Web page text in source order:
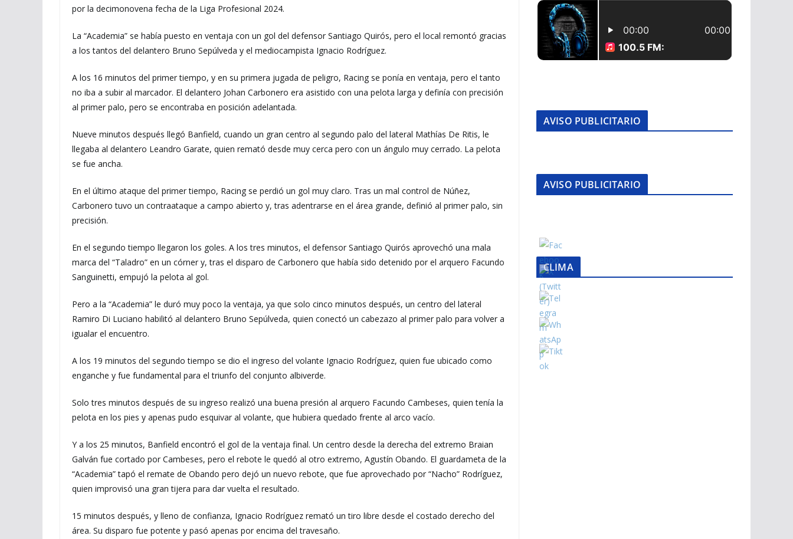
por la decimonovena fecha de la Liga Profesional 2024.
La “Academia” se había puesto en ventaja con un gol del defensor Santiago Quirós, pero el local remontó gracias
a los tantos del delantero Bruno Sepúlveda y el mediocampista Ignacio Rodríguez.
A los 16 minutos del primer tiempo, y en su primera jugada de peligro, Racing se ponía en ventaja, pero el tanto
no iba a subir al marcador. El delantero Johan Carbonero era asistido con una pelota larga y definía con precisión
al primer palo, pero se encontraba en posición adelantada.
Nueve minutos después llegó Banfield, cuando un gran centro al segundo palo del lateral Mathías De Ritis, le
llegaba al delantero Leandro Garate, quien remató desde muy cerca pero con un ángulo muy cerrado. La pelota
se fue ancha.
En el último ataque del primer tiempo, Racing se perdió un gol muy claro. Tras un mal control de Núñez,
Carbonero tuvo un contraataque a campo abierto y, tras adentrarse en el área grande, definió al primer palo, sin
precisión.
En el segundo tiempo llegaron los goles. A los tres minutos, el defensor Santiago Quirós aprovechó una mala
marca del “Taladro” en un córner y, tras el disparo de Carbonero que había sido detenido por el arquero Facundo
Sanguinetti, empujó la pelota al gol.
Pero a la “Academia” le duró muy poco la ventaja, ya que solo cinco minutos después, un centro del lateral
Ramiro Di Luciano habilitó al delantero Bruno Sepúlveda, quien conectó un cabezazo al primer palo para volver a
igualar el encuentro.
A los 19 minutos del segundo tiempo se dio el ingreso del volante Ignacio Rodríguez, quien fue ubicado como
enganche y fue fundamental para el triunfo del conjunto albiverde.
Solo tres minutos después de su ingreso realizó una buena presión al arquero Facundo Cambeses, quien tenía la
pelota en los pies y apenas pudo esquivar al volante, que hubiera quedado frente al arco vacío.
Y a los 25 minutos, Banfield encontró el gol de la ventaja final. Un centro desde la derecha del extremo Braian
Galván fue cortado por Cambeses, pero el rebote le quedó al otro extremo, Agustín Obando. El guardameta de la
“Academia” tapó el remate de Obando pero dejó un nuevo rebote, que fue aprovechado por “Nacho” Rodríguez,
quien improvisó una gran tijera para dar vuelta el resultado.
15 minutos después, y lleno de confianza, Ignacio Rodríguez remató un tiro libre desde el costado derecho del
área. Su disparo fue potente y pasó apenas por encima del travesaño.
AVISO PUBLICITARIO
AVISO PUBLICITARIO
CLIMA